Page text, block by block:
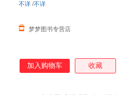
梦梦图书专营店
不详 /不详
加入购物车 收藏